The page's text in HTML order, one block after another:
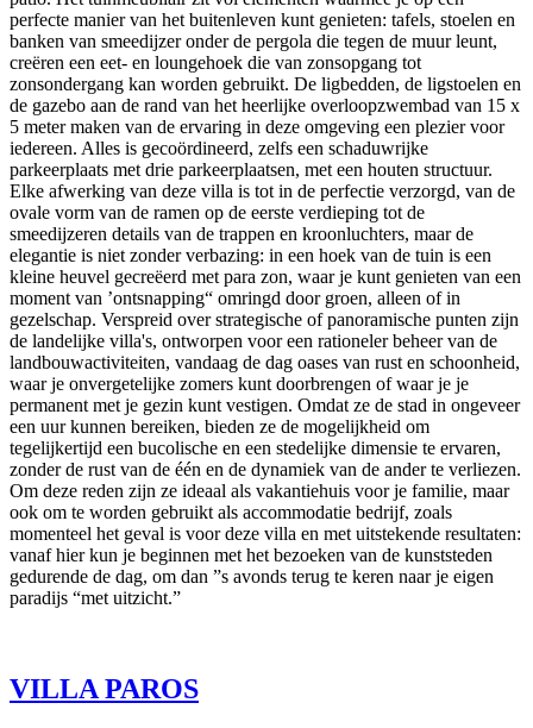
perfecte manier van het buitenleven kunt genieten: tafels, stoelen en
banken van smeedijzer onder de pergola die tegen de muur leunt,
creëren een eet- en loungehoek die van zonsopgang tot
zonsondergang kan worden gebruikt. De ligbedden, de ligstoelen en
de gazebo aan de rand van het heerlijke overloopzwembad van 15 x
5 meter maken van de ervaring in deze omgeving een plezier voor
iedereen. Alles is gecoördineerd, zelfs een schaduwrijke
parkeerplaats met drie parkeerplaatsen, met een houten structuur.
Elke afwerking van deze villa is tot in de perfectie verzorgd, van de
ovale vorm van de ramen op de eerste verdieping tot de
smeedijzeren details van de trappen en kroonluchters, maar de
elegantie is niet zonder verbazing: in een hoek van de tuin is een
kleine heuvel gecreëerd met para zon, waar je kunt genieten van een
moment van ’ontsnapping“ omringd door groen, alleen of in
gezelschap. Verspreid over strategische of panoramische punten zijn
de landelijke villa's, ontworpen voor een rationeler beheer van de
landbouwactiviteiten, vandaag de dag oases van rust en schoonheid,
waar je onvergetelijke zomers kunt doorbrengen of waar je je
permanent met je gezin kunt vestigen. Omdat ze de stad in ongeveer
een uur kunnen bereiken, bieden ze de mogelijkheid om
tegelijkertijd een bucolische en een stedelijke dimensie te ervaren,
zonder de rust van de één en de dynamiek van de ander te verliezen.
Om deze reden zijn ze ideaal als vakantiehuis voor je familie, maar
ook om te worden gebruikt als accommodatie bedrijf, zoals
momenteel het geval is voor deze villa en met uitstekende resultaten:
vanaf hier kun je beginnen met het bezoeken van de kunststeden
gedurende de dag, om dan ”s avonds terug te keren naar je eigen
paradijs “met uitzicht.”
VILLA PAROS